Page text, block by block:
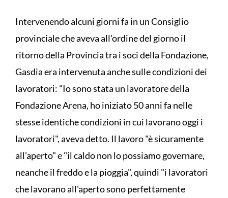
Intervenendo alcuni giorni fa in un Consiglio
provinciale che aveva all'ordine del giorno il
ritorno della Provincia tra i soci della Fondazione,
Gasdia era intervenuta anche sulle condizioni dei
lavoratori: "Io sono stata un lavoratore della
Fondazione Arena, ho iniziato 50 anni fa nelle
stesse identiche condizioni in cui lavorano oggi i
lavoratori", aveva detto. Il lavoro "è sicuramente
all'aperto" e "il caldo non lo possiamo governare,
neanche il freddo e la pioggia", quindi "i lavoratori
che lavorano all'aperto sono perfettamente